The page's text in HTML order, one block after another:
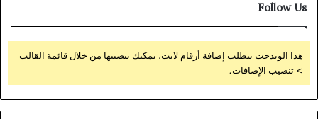
Follow Us
هذا الويدجت يتطلب إضافة أرقام لايت، يمكنك تنصيبها من خلال قائمة القالب
> تنصيب الإضافات.